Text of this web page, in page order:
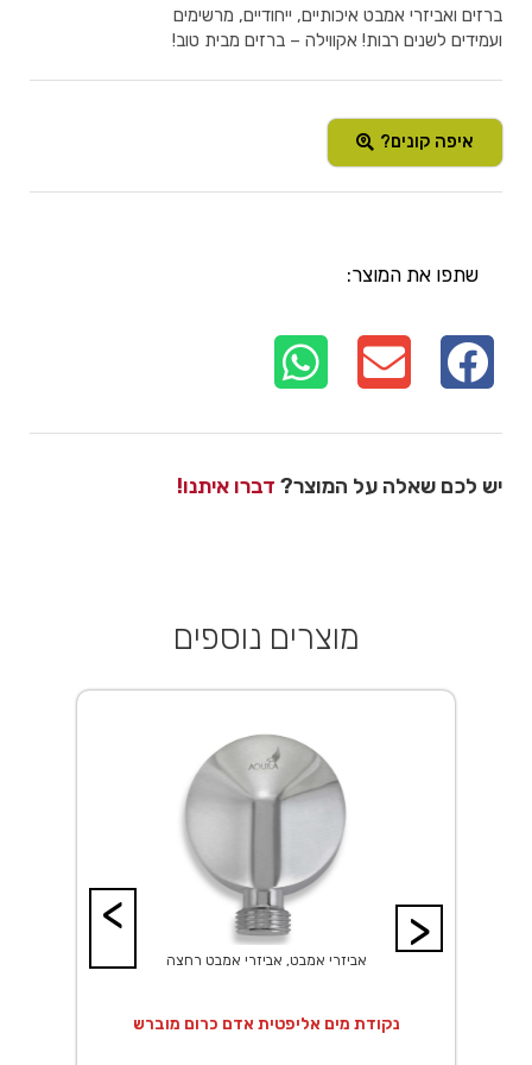
ברזים ואביזרי אמבט איכותיים, ייחודיים, מרשימים
ועמידים לשנים רבות! אקווילה – ברזים מבית טוב!
איפה קונים?
שתפו את המוצר:
יש לכם שאלה על המוצר? דברו איתנו!
מוצרים נוספים
>
אביזרי אמבט, אביזרי אמבט רחצה
נקודת מים אליפטית אדם כרום מוברש
<